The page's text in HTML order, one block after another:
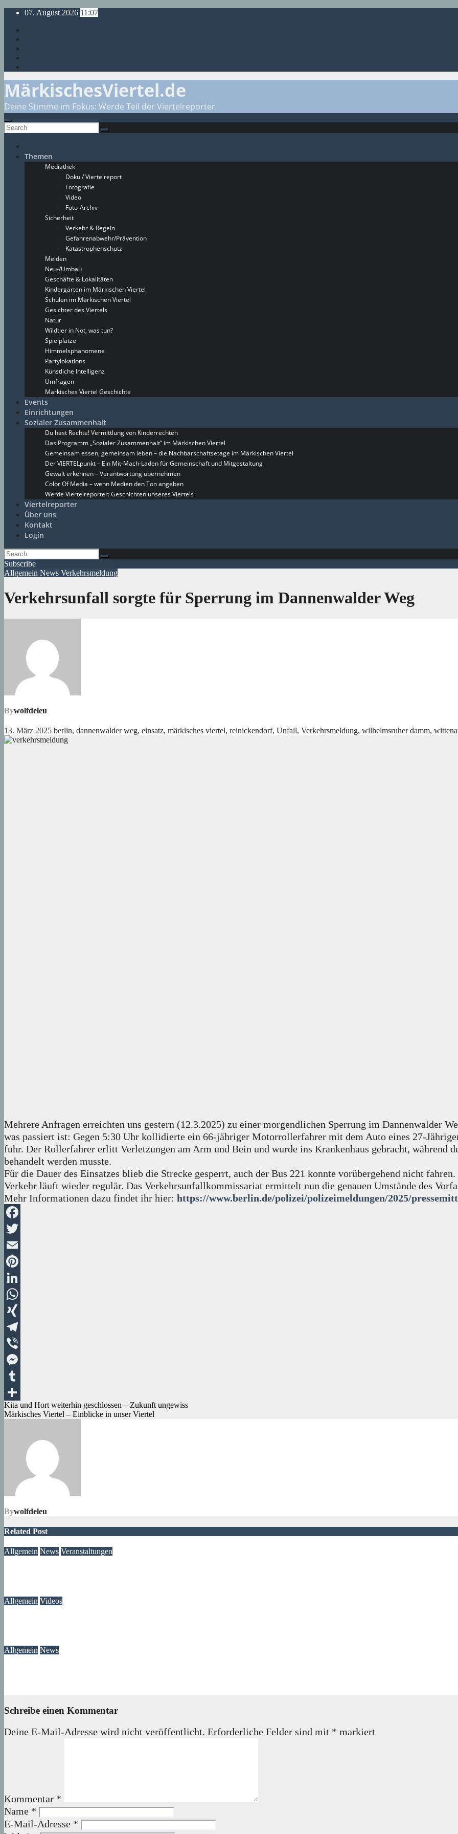
Skip
content
07. August 2026 11:07
MärkischesViertel.de
Deine Stimme im Fokus: Werde Teil der Viertelreporter
Themen
Mediathek
Doku / Viertelreport
Fotografie
Video
Foto-Archiv
Sicherheit
Verkehr & Regeln
Gefahrenabwehr/Prävention
Katastrophenschutz
Melden
Neu-/Umbau
Geschäfte & Lokalitäten
Kindergärten im Märkischen Viertel
Schulen im Märkischen Viertel
Gesichter des Viertels
Natur
Wildtier in Not, was tun?
Spielplätze
Himmelsphänomene
Partylokations
Künstliche Intelligenz
Umfragen
Märkisches Viertel Geschichte
Events
Einrichtungen
Sozialer Zusammenhalt
Du hast Rechte! Vermittlung von Kinderrechten
Das Programm „Sozialer Zusammenhalt“ im Märkischen Viertel
Gemeinsam essen, gemeinsam leben – die Nachbarschaftsetage im Märkischen Viertel
Der VIERTELpunkt – Ein Mit-Mach-Laden für Gemeinschaft und Mitgestaltung
Gewalt erkennen – Verantwortung übernehmen
Color Of Media – wenn Medien den Ton angeben
Werde Viertelreporter: Geschichten unseres Viertels
Viertelreporter
Über uns
Kontakt
Login
Subscribe
Allgemein News Verkehrsmeldung
Verkehrsunfall sorgte für Sperrung im Dannenwalder Weg
Bywolfdeleu
13. März 2025 berlin, dannenwalder weg, einsatz, märkisches viertel, reinickendorf, Unfall, Verkehrsmeldung, wilhelmsruher damm,
Mehrere Anfragen erreichten uns gestern (12.3.2025) zu einer morgendlichen Sperrung im Dannenwalder
was passiert ist: Gegen 5:30 Uhr kollidierte ein 66-jähriger Motorrollerfahrer mit dem Auto eines 27-
fuhr. Der Rollerfahrer erlitt Verletzungen am Arm und Bein und wurde ins Krankenhaus gebracht, während
behandelt werden musste.
Für die Dauer des Einsatzes blieb die Strecke gesperrt, auch der Bus 221 konnte vorübergehend nicht
Verkehr läuft wieder regulär. Das Verkehrsunfallkommissariat ermittelt nun die genauen Umstände des
Mehr Informationen dazu findet ihr hier: https://www.berlin.de/polizei/polizeimeldungen/2025/
Facebook
Twitter
Email
Pinterest
LinkedIn
WhatsApp
XING
Telegram
Viber
Messenger
Tumblr
Teilen
Beitragsnavigation
Kita und Hort weiterhin geschlossen – Zukunft ungewiss
Märkisches Viertel – Einblicke in unser Viertel
Bywolfdeleu
Related Post
Allgemein News Veranstaltungen
Allgemein Videos
Allgemein News
Schreibe einen Kommentar
Deine E-Mail-Adresse wird nicht veröffentlicht. Erforderliche Felder sind mit * markiert
Kommentar *
Name *
E-Mail-Adresse *